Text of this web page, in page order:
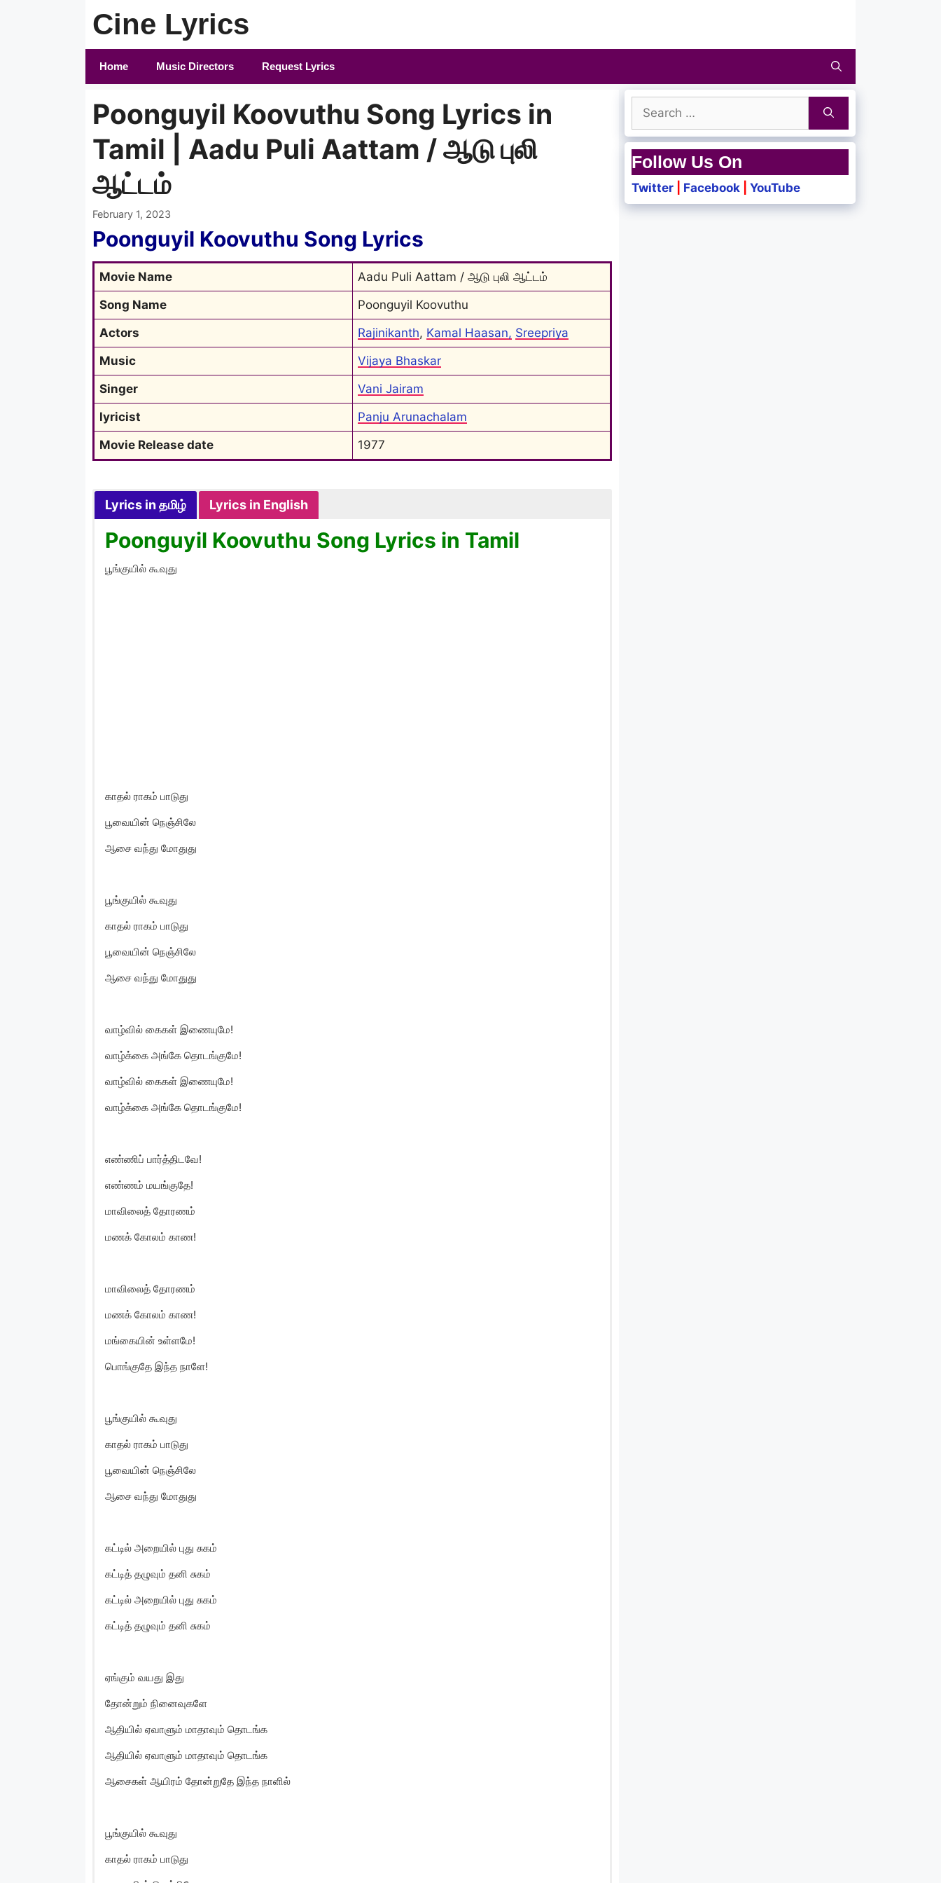
Cine Lyrics
Home Music Directors Request Lyrics
Poonguyil Koovuthu Song Lyrics in
Tamil | Aadu Puli Aattam / ஆடு புலி
ஆட்டம்
February 1, 2023
Poonguyil Koovuthu Song Lyrics
Movie Name
Aadu Puli Aattam / ஆடு புலி ஆட்டம்
Song Name
Poonguyil Koovuthu
Actors
Rajinikanth, Kamal Haasan, Sreepriya
Music
Vijaya Bhaskar
Singer
Vani Jairam
lyricist
Panju Arunachalam
Movie Release date
1977
Lyrics in தமிழ் Lyrics in English
Poonguyil Koovuthu Song Lyrics in Tamil
பூங்குயில் கூவுது
காதல் ராகம் பாடுது
பூவையின் நெஞ்சிலே
ஆசை வந்து மோதுது
பூங்குயில் கூவுது
காதல் ராகம் பாடுது
பூவையின் நெஞ்சிலே
ஆசை வந்து மோதுது
வாழ்வில் கைகள் இணையுமே!
வாழ்க்கை அங்கே தொடங்குமே!
வாழ்வில் கைகள் இணையுமே!
வாழ்க்கை அங்கே தொடங்குமே!
எண்ணிப் பார்த்திடவே!
எண்ணம் மயங்குதே!
மாவிலைத் தோரணம்
மணக் கோலம் காண!
மாவிலைத் தோரணம்
மணக் கோலம் காண!
மங்கையின் உள்ளமே!
பொங்குதே இந்த நாளே!
பூங்குயில் கூவுது
காதல் ராகம் பாடுது
பூவையின் நெஞ்சிலே
ஆசை வந்து மோதுது
கட்டில் அறையில் புது சுகம்
கட்டித் தழுவும் தனி சுகம்
கட்டில் அறையில் புது சுகம்
கட்டித் தழுவும் தனி சுகம்
ஏங்கும் வயது இது
தோன்றும் நினைவுகளே
ஆதியில் ஏவாளும் மாதாவும் தொடங்க
ஆதியில் ஏவாளும் மாதாவும் தொடங்க
ஆசைகள் ஆயிரம் தோன்றுதே இந்த நாளில்
பூங்குயில் கூவுது
காதல் ராகம் பாடுது
Search
for:
Follow Us On
Twitter Facebook YouTube